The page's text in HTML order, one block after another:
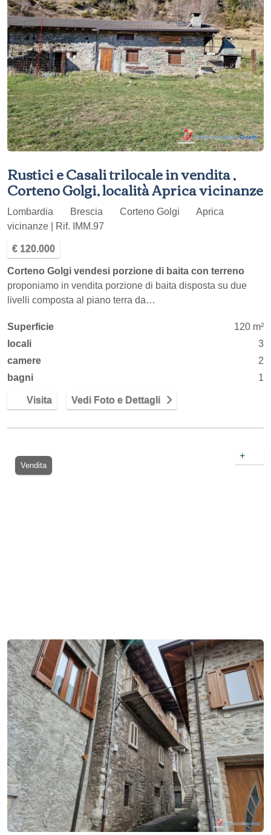
Rustici e Casali trilocale in vendita ,
Corteno Golgi, località Aprica vicinanze
Lombardia Brescia Corteno Golgi
Aprica
vicinanze | Rif. IMM.97
€ 120.000
Corteno Golgi vendesi porzione di baita con terreno
proponiamo in vendita porzione di baita disposta su due
livelli composta al piano terra da…
Superficie
120 m²
locali
3
camere
2
bagni
1
Visita Vedi Foto e Dettagli
Vendita
+